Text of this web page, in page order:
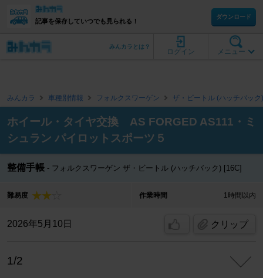
記事を保存していつでも見られる！
ダウンロード
メニュー
ログイン
みんカラとは？
みんカラ 車種別情報 フォルクスワーゲン ザ・ビートル (ハッチバック)
ホイール・タイヤ交換 AS FORGED AS111・ミ
シュラン パイロットスポーツ５
整備手帳 フォルクスワーゲン ザ・ビートル (ハッチバック) [16C]
難易度 作業時間 1時間以内
2026年5月10日 クリップ
1/2